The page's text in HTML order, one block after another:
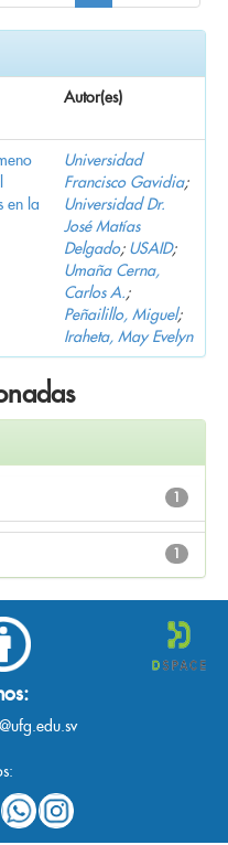
Autor(es)
en la
Universidad
Francisco Gavidia;
Universidad Dr.
José Matías
Delgado; USAID;
Umaña Cerna,
Carlos A.;
Peñailillo, Miguel;
Iraheta, May Evelyn
1
1